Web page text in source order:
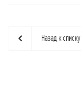
Назад к списку